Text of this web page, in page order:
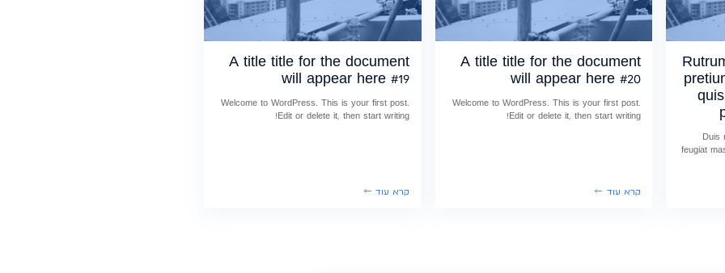
Duis
feugiat
A title title for the document
will appear here #20
Welcome to WordPress. This is your first post.
Edit or delete it, then start writing!
קרא עוד
A title title for the document
will appear here #19
Welcome to WordPress. This is your first post.
Edit or delete it, then start writing!
קרא עוד